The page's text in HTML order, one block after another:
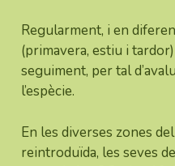
Regularment, i en
(primavera, estiu i
seguiment, per tal
l’espècie.
En les diverses zones
reintroduïda, les seves